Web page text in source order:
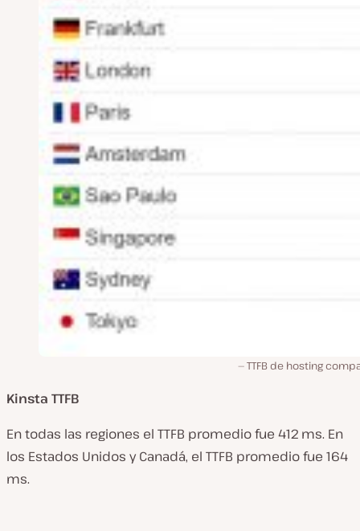
TTFB de hosting
Kinsta TTFB
En todas las regiones el TTFB promedio fue 412 ms. En
los Estados Unidos y Canadá, el TTFB promedio fue 164
ms.